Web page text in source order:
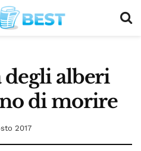
degli alberi
di morire
2017